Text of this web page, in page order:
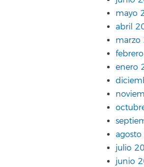
mayo
abril
marzo
enero
julio
junio